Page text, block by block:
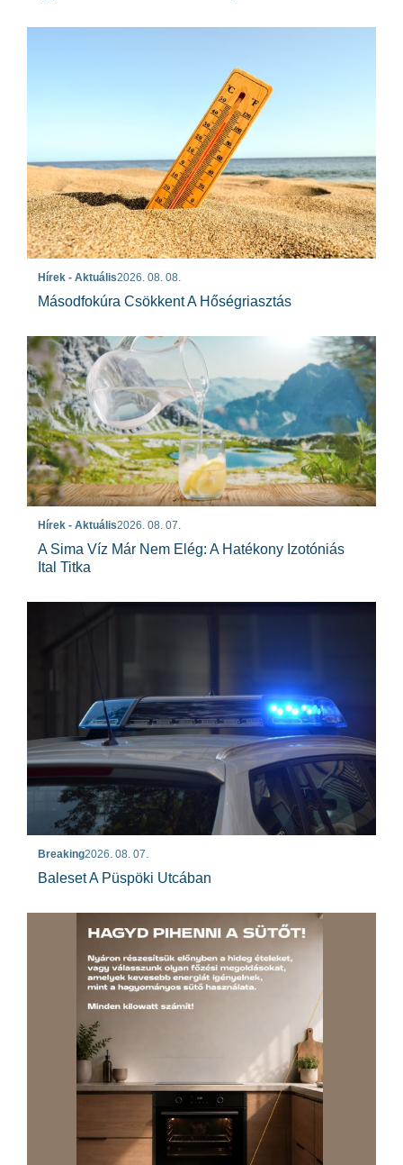
Hírek - Aktuális2026. 08. 08.
Másodfokúra Csökkent A Hőségriasztás
Hírek - Aktuális2026. 08. 07.
A Sima Víz Már Nem Elég: A Hatékony Izotóniás
Ital Titka
Breaking2026. 08. 07.
Baleset A Püspöki Utcában